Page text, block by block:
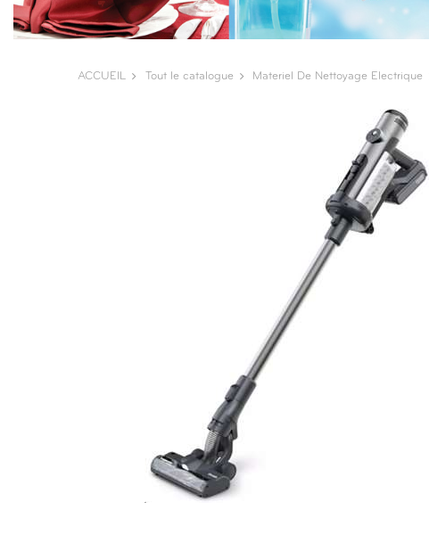
ACCUEIL Tout le catalogue Materiel De Nettoyage Electrique